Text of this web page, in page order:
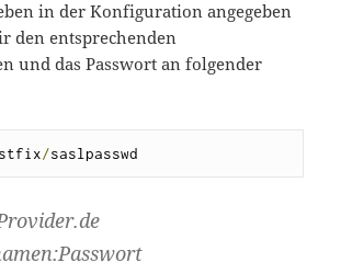
in der Konfiguration angegeben
den entsprechenden
und das Passwort an folgender
/saslpasswd